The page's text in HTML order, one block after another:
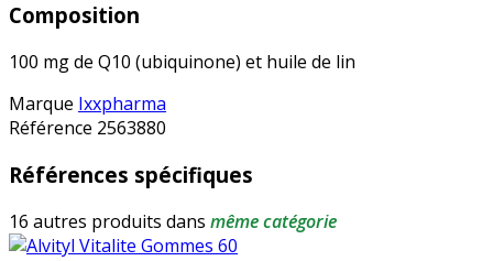
Composition
100 mg de Q10 (ubiquinone) et huile de lin
Marque Ixxpharma
Référence 2563880
Références spécifiques
16 autres produits dans même catégorie